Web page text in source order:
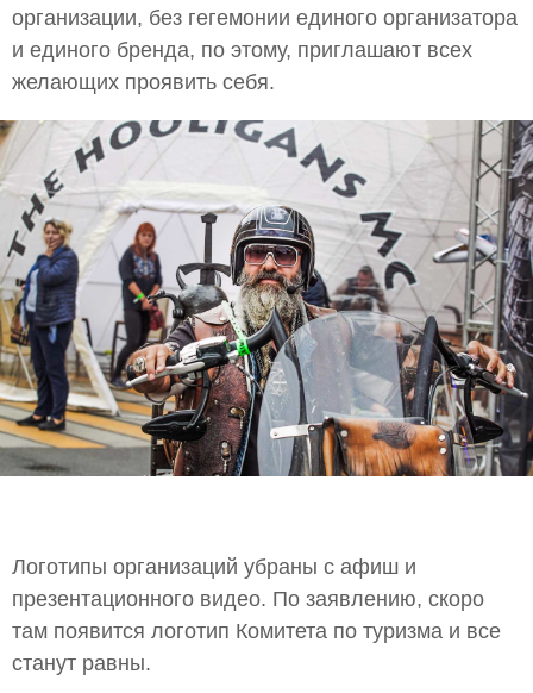
организации, без гегемонии единого организатора
и единого бренда, по этому, приглашают всех
желающих проявить себя.
Логотипы организаций убраны с афиш и
презентационного видео. По заявлению, скоро
там появится логотип Комитета по туризма и все
станут равны.